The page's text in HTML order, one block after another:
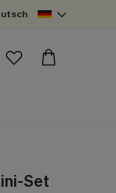
Set